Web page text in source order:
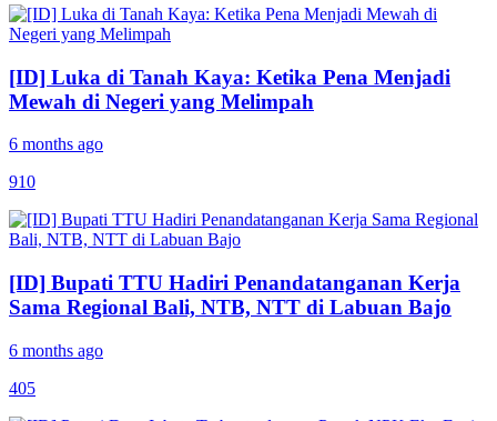
[ID] Luka di Tanah Kaya: Ketika Pena Menjadi
Mewah di Negeri yang Melimpah
6 months ago
910
[ID] Bupati TTU Hadiri Penandatanganan Kerja
Sama Regional Bali, NTB, NTT di Labuan Bajo
6 months ago
405